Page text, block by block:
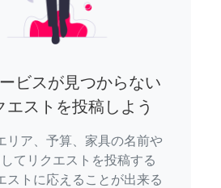
ビスが見つからない
エストを投稿しよう
リア、予算、家具の名前や
てリクエストを投稿する
ストに応えることが出来る